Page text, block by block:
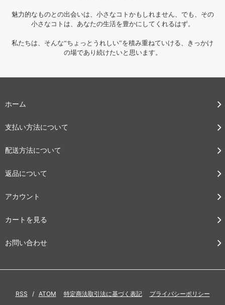
魅力的なものとの出会いは、小さなコトかもしれません、でも、その
小さなコトは、あなたの生活を豊かにしてくれるはず。
私たちは、そんな“ちょっとうれしい”を積み重ねていける、きっかけ
の場であり続けたいと思います。
ホーム
支払い方法について
配送方法について
返品について
アカウント
カートを見る
お問い合わせ
RSS / ATOM 特定商法取引法に基づく表記 プライバシーポリシー